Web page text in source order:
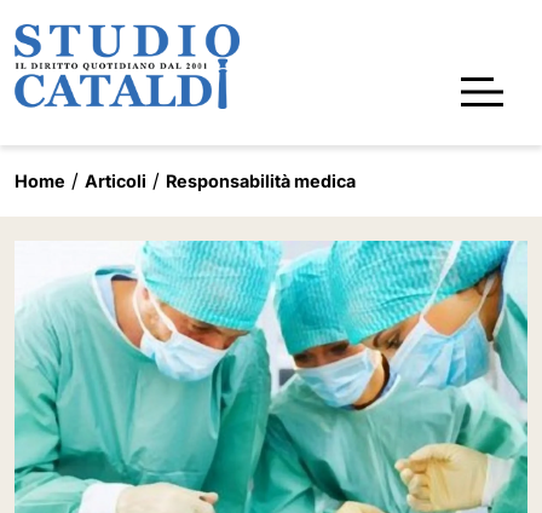
Home Articoli Responsabilità medica